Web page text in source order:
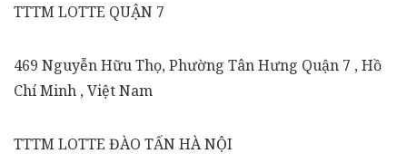
TTTM LOTTE QUẬN 7
469 Nguyễn Hữu Thọ, Phường Tân Hưng Quận 7 , Hồ
Chí Minh , Việt Nam
TTTM LOTTE ĐÀO TẤN HÀ NỘI